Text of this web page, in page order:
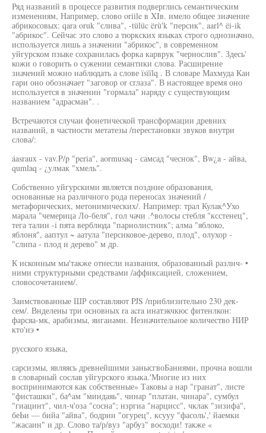
Ряд названий в процессе развития подверглись семантическим
изменениям, Например, слово oriile в XIв. имело общее значение
абрикосовых: qara oruk "слива", -tülüc ërù'k "персик", aarl^ ëi-ik
"абрикос". Сейчас это слово а тюркских языках строго однозначно,
используется лишь а значении "абрикос", в современном
уйгурском пзыке сохранилась форка карврук "чернослив". Здесь'
кожи о говорить о сужении семантики слова. Расширение
значений можно наблюдать а слове ïsïïlq . В словаре Махмуда Каи
гари оно обозначает "заговор or сглаза". В настоящее время оно
используется в значении "гормала" наряду с существующим
названием "адрасман". .
Встречаются случаи фонетической трансформации древних
названий, в частности метатезы /перестановки звуков внутри
слова/:
áasraux - vav.P/p "peria", aormusaq - самсад "чеснок", Bw¿a - айва,
qumlaq - ¿yлмак "хмель".
Собственно уйгурскими является поздние образования,
основанные на различного рода переносах значений /
метафорических, метонимических/. Например: трал Кулак^Ухо
марала "чемерица Ло-беля", гол чачи .^волосы стебля "ксстенец",
тега талин -i пята верблюда "парнолистник"; алма "яблоко,
яблоня", ааптул ~ аатула "персиковое-дерево, плод", олухор -
"слипа - плод и дерево" м др.
К исконным мы'также отнесли названия, образованный разлнч- •
ними структурными средствами /аффиксацией, сложением,
словосочетанием/.
Заимствованные ШР составляют PJS /приблизительно 230 дек-
сем/. Внделеиы три основных ra acra инатэкчкюс фитенлкон:
фарсяа-мк, арабизмы, яигаиамн. Незначительное количество НИР
кто'иэ •
русского языка,
сарсизмы, являясь древнейшими заиысгвоБаниями, прочна вошли
в словарный сослав уйгурского языка.'Многие из них
воспринимаются как собственные» Таковы а нар "гранат", листе
"фисташки", ба^ам "миндаяь", чинар "платан, чинара", сумбул
"гиацинт", чил-ч'оза "сосна"; нзргиа "нарцисс", чклак "зизифа",
беЬи — бийа "айва", бодрин "огурец", ксууу "фасоль',' йаемки
"жасаин" и др. Слово та/р/вуз "арбуз" восходи! также «